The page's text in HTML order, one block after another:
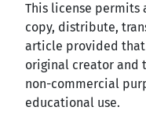
This license permits
copy, distribute,
article provided
original creator and
non-commercial
educational use.